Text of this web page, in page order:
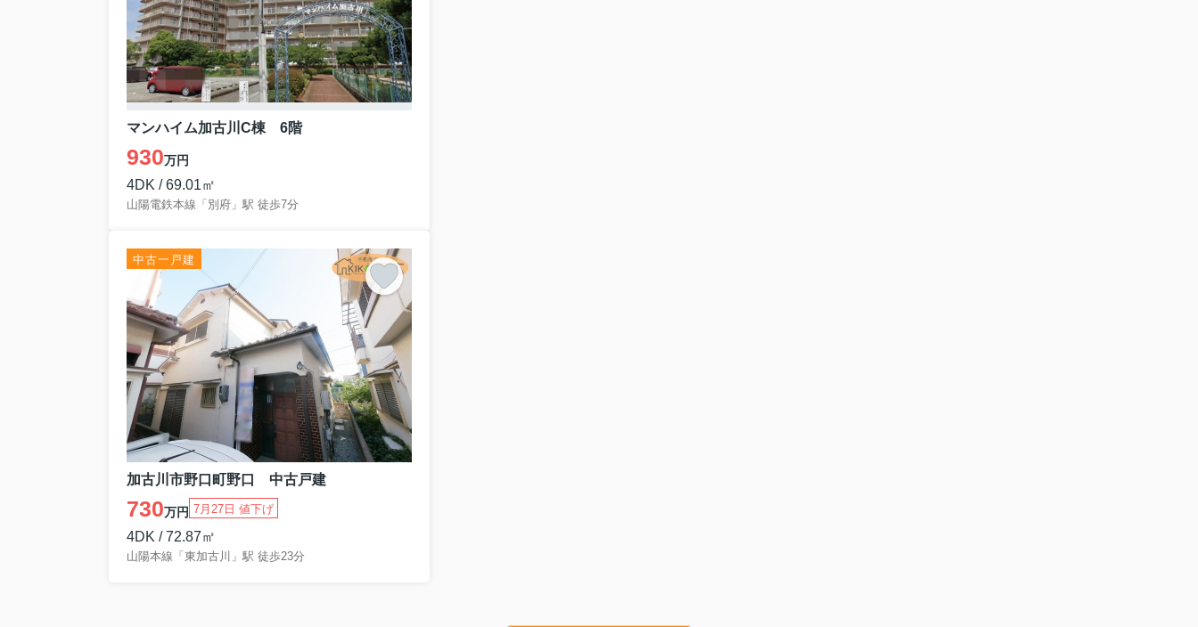
建築条件無し有効敷地約37.4坪
明石西ICまで車で約7分
〇高砂市梅井 中古戸建〇
1490万円
山陽電鉄伊保駅徒歩10分
平成15年築 ３LDK＋WIC
1630万円価格変更
駐車３台（車種による）
鉄骨造３階建て7LDK
〇加古川町大野 中古戸建〇
3600万円
価格変更
〇尾上町養田 中古戸建〇
4180万円
山陽電鉄尾上の松駅徒歩9分
カーポート2台可 LDK床暖房
〇高砂市米田町米田 中古マンション〇
1300万円
価格変更
3LDK
ペット飼育可（規約有）
9階 オートロック 日当たり良好
〇二見町西二見 中古マンション〇
1090 万円 価格変更
3L
DK
2面バルコニー
2階65平米 日当たり良好
〇加古川市平岡町土山 中古戸建〇
2480万円
JR土山駅徒歩8分
ヤング開発施工 オール電化住宅
〇宍粟市一宮町 中古戸建〇
420万円
1LDK 避暑地の別荘
マンハイム加古川C棟 6階
930万円
4DK / 69.01㎡
山陽電鉄本線「別府」駅 徒歩7分
中古一戸建
加古川市野口町野口 中古戸建
730万円 7月27日 値下げ
4DK / 72.87㎡
山陽本線「東加古川」駅 徒歩23分